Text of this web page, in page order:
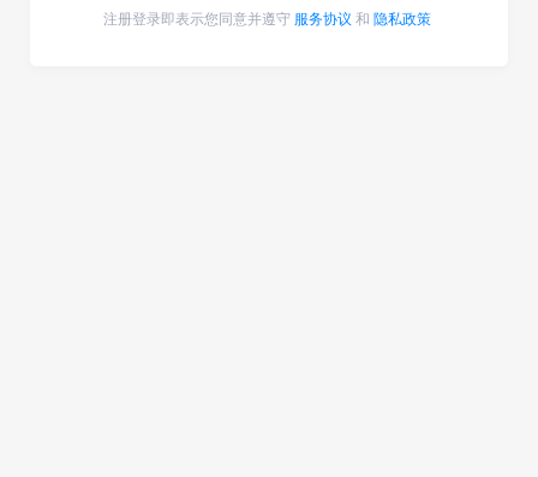
注册登录即表示您同意并遵守 服务协议 和 隐私政策